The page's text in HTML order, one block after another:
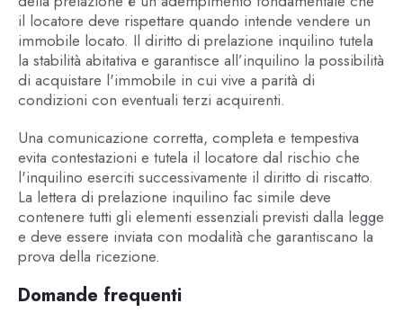
il locatore deve rispettare quando intende vendere un
immobile locato. Il diritto di prelazione inquilino tutela
la stabilità abitativa e garantisce all’inquilino la possibilità
di acquistare l'immobile in cui vive a parità di
condizioni con eventuali terzi acquirenti.
Una comunicazione corretta, completa e tempestiva
evita contestazioni e tutela il locatore dal rischio che
l'inquilino eserciti successivamente il diritto di riscatto.
La lettera di prelazione inquilino fac simile deve
contenere tutti gli elementi essenziali previsti dalla legge
e deve essere inviata con modalità che garantiscano la
prova della ricezione.
Domande frequenti